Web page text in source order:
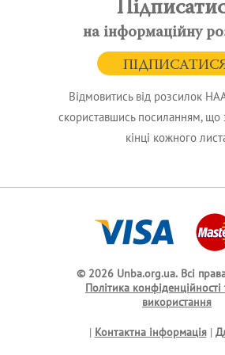
на інформаційну
Відмовитись від розсилок
скориставшись посиланням, що
кінці кожного
© 2026 Unba.org.ua. Всі
Політика
використання
| Контактна інформація|